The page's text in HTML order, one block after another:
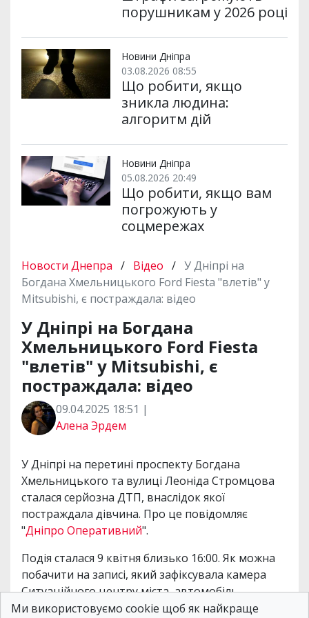
порушникам у 2026 році
Новини Дніпра
03.08.2026 08:55
Що робити, якщо
зникла людина:
алгоритм дій
Новини Дніпра
05.08.2026 20:49
Що робити, якщо вам
погрожують у
соцмережах
Новости Днепра / Відео / У Дніпрі на
Богдана Хмельницького Ford Fiesta "влетів" у
Mitsubishi, є постраждала: відео
У Дніпрі на Богдана
Хмельницького Ford Fiesta
"влетів" у Mitsubishi, є
постраждала: відео
09.04.2025 18:51 |
Алена Эрдем
У Дніпрі на перетині проспекту Богдана
Хмельницького та вулиці Леоніда Стромцова
сталася серйозна ДТП, внаслідок якої
постраждала дівчина. Про це повідомляє
"Дніпро Оперативний".
Подія сталася 9 квітня близько 16:00. Як можна
побачити на записі, який зафіксувала камера
Ситуаційного центру міста, автомобіль
"Mitsubishi Outlander" виконував поворот
Ми використовуємо cookie щоб як найкраще